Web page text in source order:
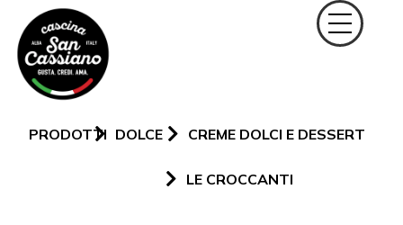
PRODOTTI DOLCE CREME DOLCI E DESSERT
LE CROCCANTI